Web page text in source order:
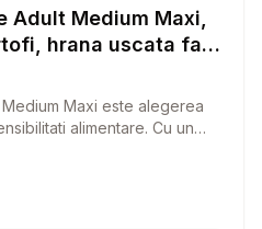
Hrana Uscata Caini
Adult Medium Maxi,
hrana uscata fara
12.5kg
Maxi este alegerea
alimentare. Cu un
echilibrata si gustoasa